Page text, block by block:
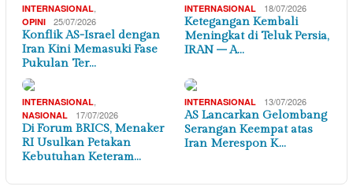
INTERNASIONAL
OPINI 25/07/2026
Konflik AS-Israel dengan
Iran Kini Memasuki Fase
Pukulan Ter…
INTERNASIONAL 18/07/2026
Ketegangan Kembali
Meningkat di Teluk Persia,
IRAN – A…
INTERNASIONAL
NASIONAL 17/07/2026
Di Forum BRICS, Menaker
RI Usulkan Petakan
Kebutuhan Keteram…
INTERNASIONAL 13/07/2026
AS Lancarkan Gelombang
Serangan Keempat atas
Iran Merespon K…